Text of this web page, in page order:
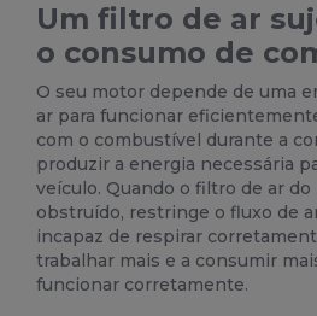
Um filtro de ar
o consumo de
O seu motor depende de uma
ar para funcionar
com o combustível durante a
produzir a energia necessária
veículo. Quando o filtro de ar
obstruído, restringe o fluxo de
incapaz de respirar
trabalhar mais e a consumir
funcionar corretamente.